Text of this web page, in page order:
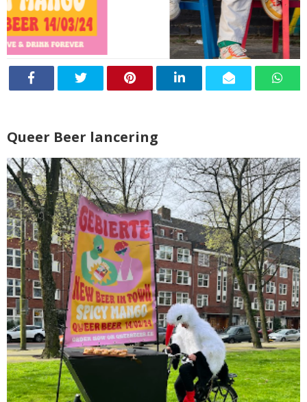
Queer Beer lancering